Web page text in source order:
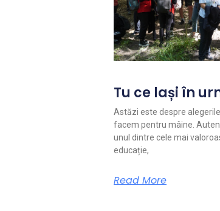
Tu ce lași în
Astăzi este despre
facem pentru mâine.
unul dintre cele mai
educație,
Read More